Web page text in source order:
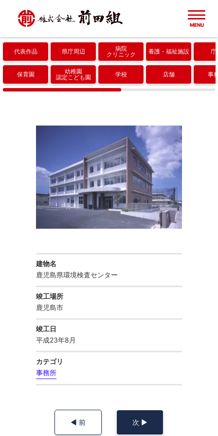
MENU
ホーム
建築実績一覧
病院・クリニック
養護・福祉施設
公共施設
マンション・共同住宅
保育園
お問い合わせ
代表作品 県庁周辺
病院
クリニック
養護 福祉施設 庁
保育園
幼稚園
認定こども園
学校 店舗 事
建物名
鹿児島県環境検査センター
竣工場所
鹿児島市
竣工日
平成23年8月
カテゴリ
事務所
◀︎ 前 次 ▶︎